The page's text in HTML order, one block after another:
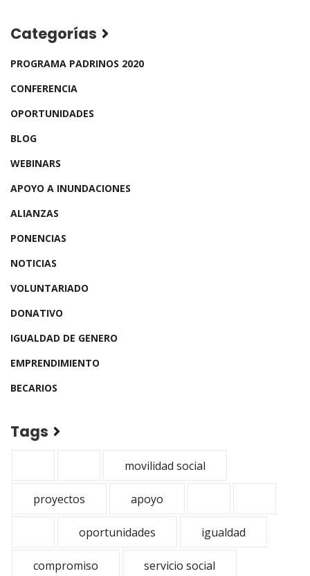
Categorías
PROGRAMA PADRINOS 2020
CONFERENCIA
OPORTUNIDADES
BLOG
WEBINARS
APOYO A INUNDACIONES
ALIANZAS
PONENCIAS
NOTICIAS
VOLUNTARIADO
DONATIVO
IGUALDAD DE GENERO
EMPRENDIMIENTO
BECARIOS
Tags
movilidad social
proyectos apoyo
oportunidades igualdad
compromiso servicio social